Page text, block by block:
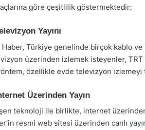
göre çeşitlilik göstermektedir:
Yayını
Haber, Türkiye genelinde birçok kablo ve
üzerinden izlemek isteyenler, TRT
özellikle evde televizyon
Üzerinden Yayın
teknoloji ile birlikte, internet
resmi web sitesi üzerinden canlı